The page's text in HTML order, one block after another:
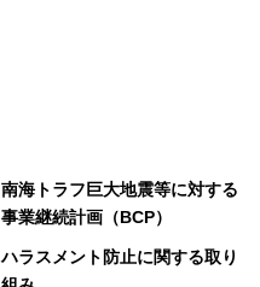
南海トラフ巨大地震等に対する
事業継続計画（BCP）
ハラスメント防止に関する取り